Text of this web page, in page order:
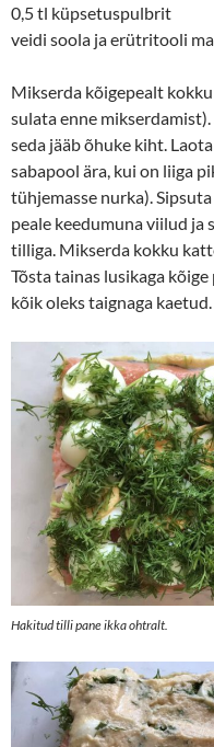
0,5 tl küpsetuspulbrit
veidi soola ja erütritooli
Mikserda kõigepealt
sulata enne
seda jääb õhuke kiht.
sabapool ära, kui on liiga
tühjemasse nurka).
peale keedumuna viilud ja
tilliga. Mikserda kokku
Tõsta tainas lusikaga
kõik oleks taignaga
Hakitud tilli pane ikka ohtralt.